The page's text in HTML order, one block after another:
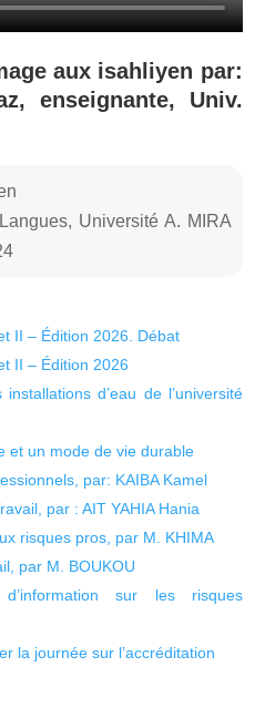
aux isahliyen par:
enseignante, Univ.
Université A. MIRA
II – Édition 2026. Débat
II – Édition 2026
d’eau de l’université
et un mode de vie durable
par: KAIBA Kamel
par : AIT YAHIA Hania
risques pros, par M. KHIMA
par M. BOUKOU
sur les risques
la journée sur l’accréditation